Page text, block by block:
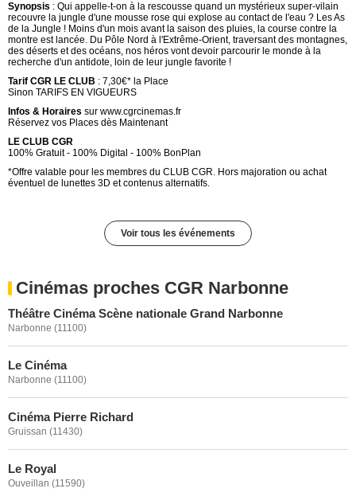
Synopsis : Qui appelle-t-on à la rescousse quand un mystérieux super-vilain
recouvre la jungle d'une mousse rose qui explose au contact de l'eau ? Les As
de la Jungle ! Moins d'un mois avant la saison des pluies, la course contre la
montre est lancée. Du Pôle Nord à l'Extrême-Orient, traversant des montagnes,
des déserts et des océans, nos héros vont devoir parcourir le monde à la
recherche d'un antidote, loin de leur jungle favorite !
Tarif CGR LE CLUB : 7,30€* la Place
Sinon TARIFS EN VIGUEURS
Infos & Horaires sur www.cgrcinemas.fr
Réservez vos Places dès Maintenant
LE CLUB CGR
100% Gratuit - 100% Digital - 100% BonPlan
*Offre valable pour les membres du CLUB CGR. Hors majoration ou achat
éventuel de lunettes 3D et contenus alternatifs.
Voir tous les événements
Cinémas proches CGR Narbonne
Théâtre Cinéma Scène nationale Grand Narbonne
Narbonne (11100)
Le Cinéma
Narbonne (11100)
Cinéma Pierre Richard
Gruissan (11430)
Le Royal
Ouveillan (11590)